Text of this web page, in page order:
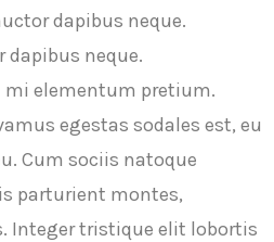
dapibus neque.
neque.
mi elementum pretium.
egestas sodales est, eu
Cum sociis natoque
parturient montes,
Integer tristique elit lobortis